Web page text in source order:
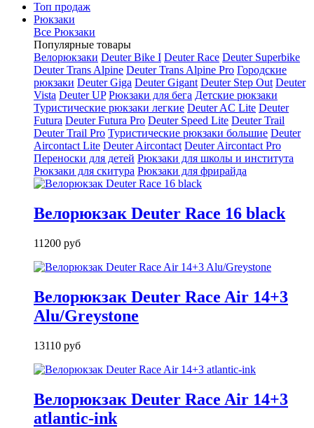
Топ продаж
Рюкзаки
Все Рюкзаки
Популярные товары
Велорюкзаки Deuter Bike I Deuter Race Deuter Superbike
Deuter Trans Alpine Deuter Trans Alpine Pro Городские
рюкзаки Deuter Giga Deuter Gigant Deuter Step Out Deuter
Vista Deuter UP Рюкзаки для бега Детские рюкзаки
Туристические рюкзаки легкие Deuter AС Lite Deuter
Futura Deuter Futura Pro Deuter Speed Lite Deuter Trail
Deuter Trail Pro Туристические рюкзаки большие Deuter
Aircontact Lite Deuter Aircontact Deuter Aircontact Pro
Переноски для детей Рюкзаки для школы и института
Рюкзаки для скитура Рюкзаки для фрирайда
Велорюкзак Deuter Race 16 black
11200 руб
Велорюкзак Deuter Race Air 14+3
Alu/Greystone
13110 руб
Велорюкзак Deuter Race Air 14+3
atlantic-ink